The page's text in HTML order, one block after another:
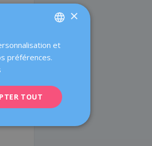
SPANISH
CATALÀ
FRENCH
×
et
préférences.
TOUT